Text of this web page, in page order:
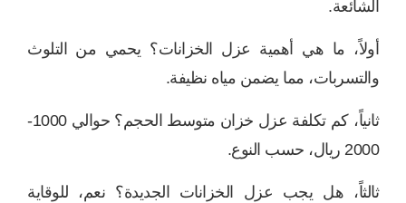
الشائعة.
أولاً، ما هي أهمية عزل الخزانات؟ يحمي من التلوث
والتسربات، مما يضمن مياه نظيفة.
ثانياً، كم تكلفة عزل خزان متوسط الحجم؟ حوالي 1000-
2000 ريال، حسب النوع.
ثالثاً، هل يجب عزل الخزانات الجديدة؟ نعم، للوقاية